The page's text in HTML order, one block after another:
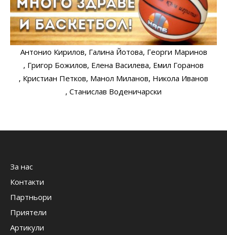
Антонио Кирилов, Галина Йотова, Георги Маринов
, Григор Божилов, Елена Василева, Емил Горанов
, Кристиан Петков, Манол Миланов, Никола Иванов
, Станислав Воденичарски
За нас
Контакти
Партньори
Приятели
Артикули